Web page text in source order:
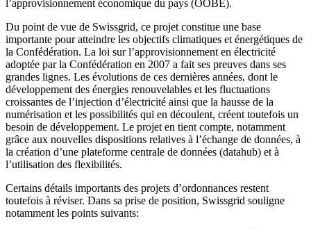
l’approvisionnement économique du pays (OOBE).
Du point de vue de Swissgrid, ce projet constitue une base
importante pour atteindre les objectifs climatiques et énergétiques de
la Confédération. La loi sur l’approvisionnement en électricité
adoptée par la Confédération en 2007 a fait ses preuves dans ses
grandes lignes. Les évolutions de ces dernières années, dont le
développement des énergies renouvelables et les fluctuations
croissantes de l’injection d’électricité ainsi que la hausse de la
numérisation et les possibilités qui en découlent, créent toutefois un
besoin de développement. Le projet en tient compte, notamment
grâce aux nouvelles dispositions relatives à l’échange de données, à
la création d’une plateforme centrale de données (datahub) et à
l’utilisation des flexibilités.
Certains détails importants des projets d’ordonnances restent
toutefois à réviser. Dans sa prise de position, Swissgrid souligne
notamment les points suivants: